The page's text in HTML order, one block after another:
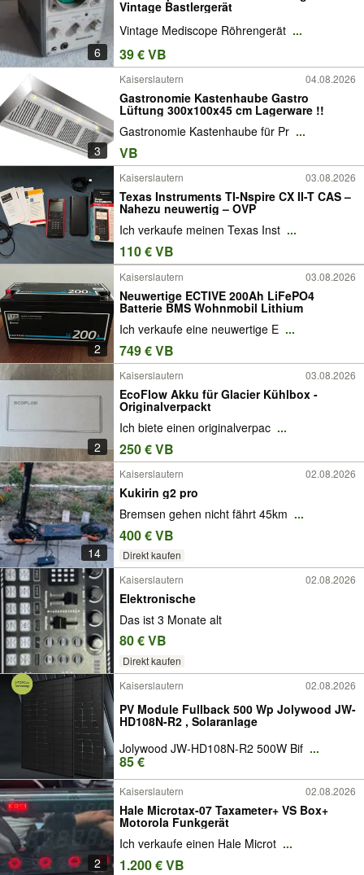
6
Vintage Bastlergerät
Vintage Mediscope Röhrengerät ...
39 € VB
3
Kaiserslautern 04.08.2026
Gastronomie Kastenhaube Gastro
Lüftung 300x100x45 cm Lagerware !!
Gastronomie Kastenhaube für Pr ...
VB
Kaiserslautern 03.08.2026
Texas Instruments TI-Nspire CX II-T CAS –
Nahezu neuwertig – OVP
Ich verkaufe meinen Texas Inst ...
110 € VB
2
Kaiserslautern 03.08.2026
Neuwertige ECTIVE 200Ah LiFePO4
Batterie BMS Wohnmobil Lithium
Ich verkaufe eine neuwertige E ...
749 € VB
2
Kaiserslautern 03.08.2026
EcoFlow Akku für Glacier Kühlbox -
Originalverpackt
Ich biete einen originalverpac ...
250 € VB
14
Kaiserslautern 02.08.2026
Kukirin g2 pro
Bremsen gehen nicht fährt 45km ...
400 € VB
Direkt kaufen
Kaiserslautern
02.08.2026
Elektronische
Das ist 3 Monate alt
80 € VB
Direkt kaufen
Kaiserslautern
02.08.2026
PV Module Fullback 500 Wp Jolywood JW-
HD108N-R2 , Solaranlage
Jolywood JW-HD108N-R2 500W Bif ...
85 €
2
Kaiserslautern 02.08.2026
Hale Microtax-07 Taxameter+ VS Box+
Motorola Funkgerät
Ich verkaufe einen Hale Microt ...
1.200 € VB